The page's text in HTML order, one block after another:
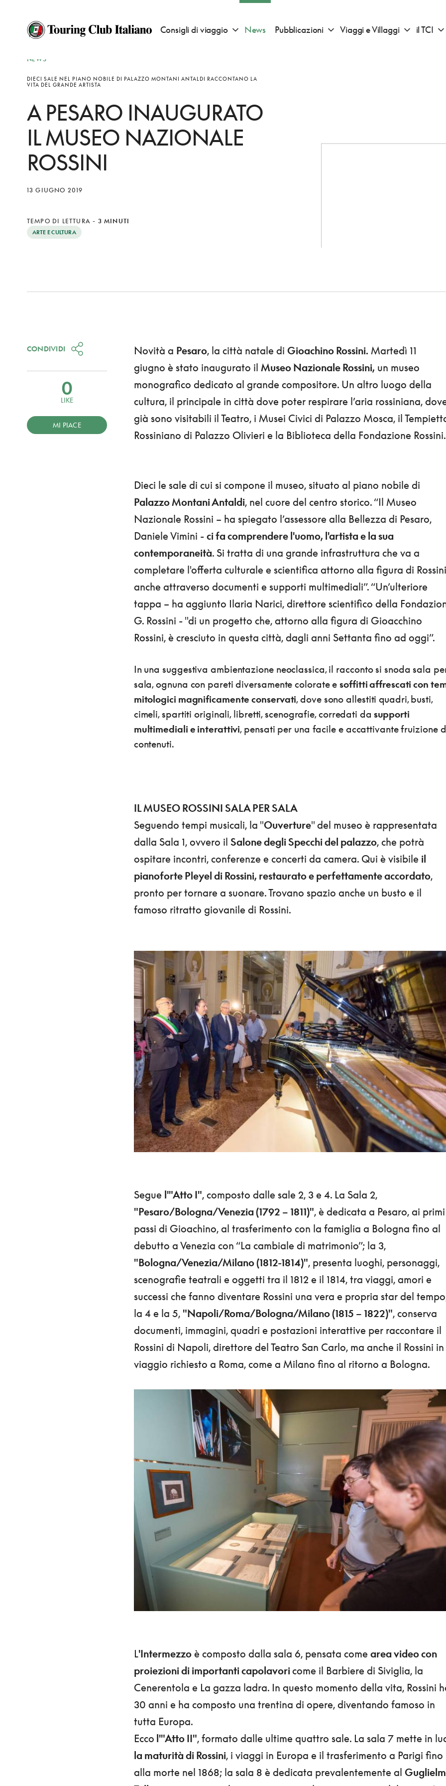
Consigli di viaggio Apri sotto menu "Consigli di viaggio"
News Pubblicazioni Apri sotto menu "Pubblicazioni"
Viaggi e Villaggi Apri sotto
il TCI
NEWS
DIECI SALE NEL PIANO NOBILE DI PALAZZO MONTANI ANTALDI RACCONTANO LA
VITA DEL GRANDE ARTISTA
A PESARO INAUGURATO
IL MUSEO NAZIONALE
ROSSINI
13 GIUGNO 2019
TEMPO DI LETTURA - 3 MINUTI
ARTE E CULTURA
Novità a Pesaro, la città natale di Gioachino Rossini. Martedì 11
giugno è stato inaugurato il Museo Nazionale Rossini, un museo
monografico dedicato al grande compositore. Un altro luogo della
cultura, il principale in città dove poter respirare l’aria rossiniana,
già sono visitabili il Teatro, i Musei Civici di Palazzo Mosca, il
Rossiniano di Palazzo Olivieri e la Biblioteca della Fondazione Rossini.
Dieci le sale di cui si compone il museo, situato al piano nobile di
Palazzo Montani Antaldi, nel cuore del centro storico. “Il Museo
Nazionale Rossini – ha spiegato l’assessore alla Bellezza di Pesaro,
Daniele Vimini - ci fa comprendere l'uomo, l'artista e la sua
contemporaneità. Si tratta di una grande infrastruttura che va a
completare l'offerta culturale e scientifica attorno alla figura di
anche attraverso documenti e supporti multimediali”. “Un’ulteriore
tappa – ha aggiunto​ Ilaria Narici, direttore scientifico della
G. Rossini - "di un progetto che, attorno alla figura di Gioacchino
Rossini, è cresciuto in questa città, dagli anni Settanta fino ad oggi”.
In una suggestiva ambientazione neoclassica, il racconto si snoda sala
sala, ognuna con pareti diversamente colorate esoffitti affrescati con
mitologici magnificamente conservati, dove sono allestiti quadri, busti,
cimeli, spartiti originali, libretti, scenografie, corredati da supporti
multimediali e interattivi, pensati per una facile e accattivante fruizione
contenuti.
IL MUSEO ROSSINI SALA PER SALA
Seguendo tempi musicali, la "Ouverture" del museo è rappresentata
dalla Sala 1, ovvero il Salone degli Specchi del palazzo, che potrà
ospitare incontri, conferenze e concerti da camera. Qui è visibile il
pianoforte Pleyel di Rossini, restaurato e perfettamente accordato,
pronto per tornare a suonare. Trovano spazio anche un busto e il
famoso ritratto giovanile di Rossini.
Segue l'"Atto I", composto dalle sale 2, 3 e 4. La Sala 2,
"Pesaro/Bologna/Venezia (1792 – 1811)", è dedicata a Pesaro, ai primi
passi di Gioachino, al trasferimento con la famiglia a Bologna fino al
debutto a Venezia con “La cambiale di matrimonio”; la 3,
"Bologna/Venezia/Milano (1812-1814)", presenta luoghi, personaggi,
scenografie teatrali e oggetti tra il 1812 e il 1814, tra viaggi, amori e
successi che fanno diventare Rossini una vera e propria star del
la 4 e la 5, "Napoli/Roma/Bologna/Milano (1815 – 1822)", conserva
documenti, immagini, quadri e postazioni interattive per raccontare il
Rossini di Napoli, direttore del Teatro San Carlo, ma anche il Rossini in
viaggio richiesto a Roma, come a Milano fino al ritorno a Bologna.
L 'Intermezzoè composto dalla sala 6, pensata come area video con
proiezioni di importanti capolavoricome il Barbiere di Siviglia, la
Cenerentola e La gazza ladra. In questo momento della vita, Rossini
30 anni e ha composto una trentina di opere, diventando famoso in
tutta Europa.
Ecco l'"Atto II", formato dalle ultime quattro sale. La sala 7 mette in
la maturità di Rossini, i viaggi in Europa e il trasferimento a Parigi fino
alla morte nel 1868; la sala 8 è dedicata prevalentemente al
CONDIVIDI
0
LIKE
MI PIACE